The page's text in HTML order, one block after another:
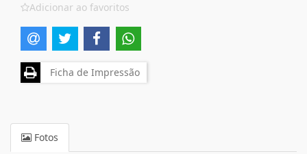
Adicionar ao favoritos
Ficha de Impressão
Fotos